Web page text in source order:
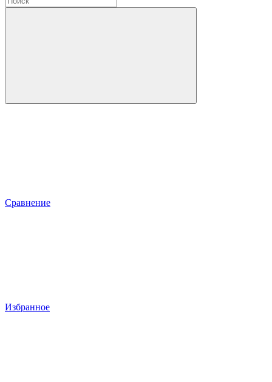
Сравнение
Избранное